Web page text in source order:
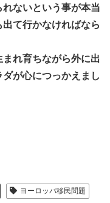
ないという事が本当
て行かなければなら
れ育ちながら外に出
が心につっかえまし
ヨーロッパ移民問題